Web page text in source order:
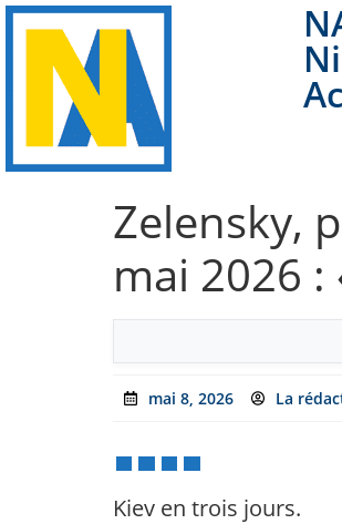
Zelensky,
mai 2026
mai 8, 2026 La
Kiev en trois jours.